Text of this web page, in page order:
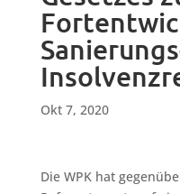
Okt 7, 2020
Die WPK hat